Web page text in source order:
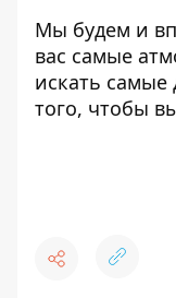
Мы будем и
вас самые
искать самые
того, чтобы